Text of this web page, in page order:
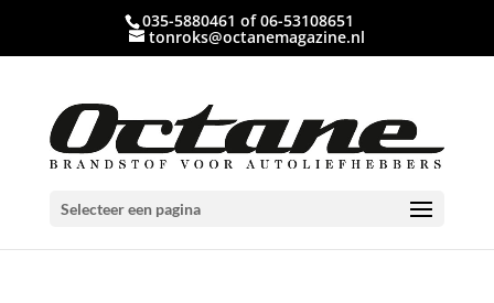
035-5880461 of 06-53108651
tonroks@octanemagazine.nl
Selecteer een pagina